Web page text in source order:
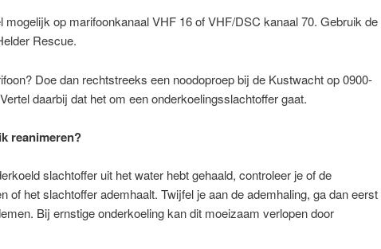
mogelijk op marifoonkanaal VHF 16 of VHF/DSC kanaal 70. Gebruik de
Rescue.
Doe dan rechtstreeks een noodoproep bij de Kustwacht op 0900-
daarbij dat het om een onderkoelingsslachtoffer gaat.
reanimeren?
slachtoffer uit het water hebt gehaald, controleer je of de
of het slachtoffer ademhaalt. Twijfel je aan de ademhaling, ga dan eerst
Bij ernstige onderkoeling kan dit moeizaam verlopen door